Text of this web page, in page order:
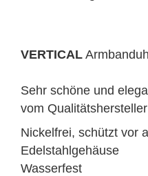
VERTICAL
Sehr schöne und
vom
Nickelfrei, schützt vor
Edelstahlgehäuse
Wasserfest